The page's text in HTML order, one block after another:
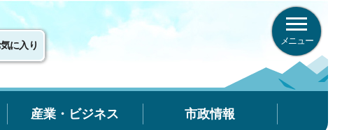
に入り メニュー
産業・ビジネス 市政情報